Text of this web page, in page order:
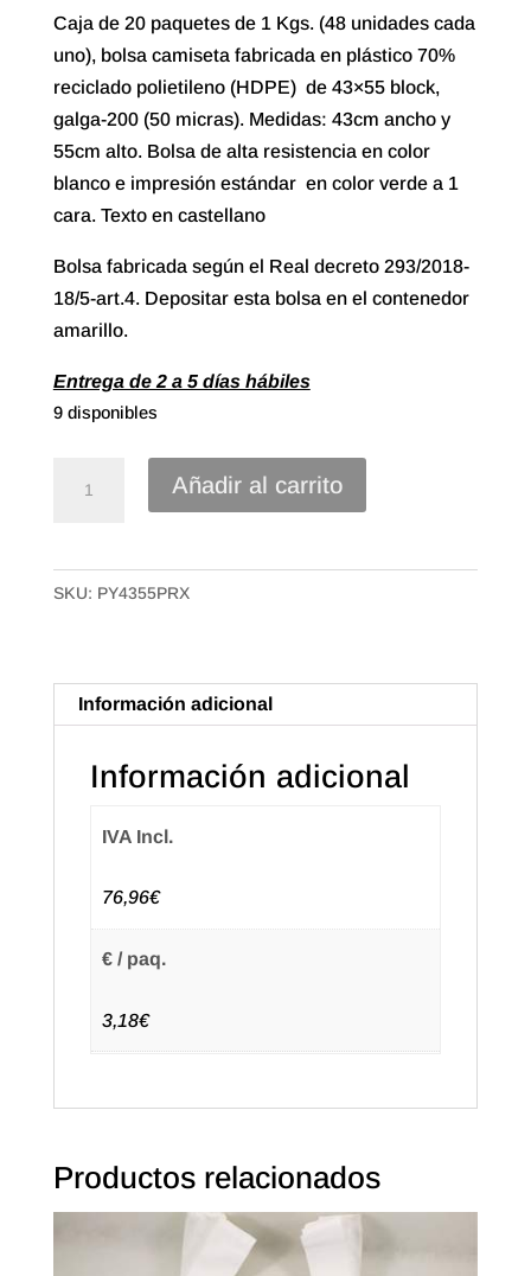
Caja de 20 paquetes de 1 Kgs. (48 unidades cada
uno), bolsa camiseta fabricada en plástico 70%
reciclado polietileno (HDPE) de 43×55 block,
galga-200 (50 micras). Medidas: 43cm ancho y
55cm alto. Bolsa de alta resistencia en color
blanco e impresión estándar en color verde a 1
cara. Texto en castellano
Bolsa fabricada según el Real decreto 293/2018-
18/5-art.4. Depositar esta bolsa en el contenedor
amarillo.
Entrega de 2 a 5 días hábiles
9 disponibles
Plástico
70%
43x55
50mc.
Paquete
castellano
cantidad
Añadir al carrito
SKU: PY4355PRX
Información adicional
Información adicional
IVA Incl.
76,96€
€ / paq.
3,18€
Productos relacionados